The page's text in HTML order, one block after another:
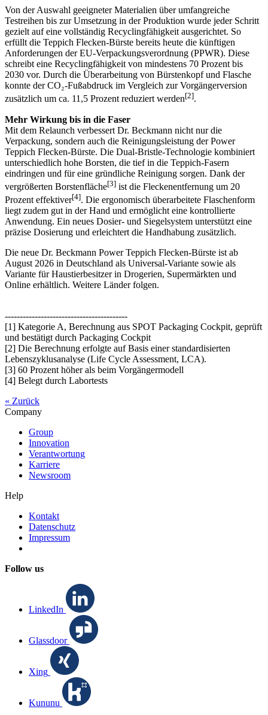
Von der Auswahl geeigneter Materialien über umfangreiche
Testreihen bis zur Umsetzung in der Produktion wurde jeder Schritt
gezielt auf eine vollständig Recyclingfähigkeit ausgerichtet. So
erfüllt die Teppich Flecken-Bürste bereits heute die künftigen
Anforderungen der EU-Verpackungsverordnung (PPWR). Diese
schreibt eine Recyclingfähigkeit von mindestens 70 Prozent bis
2030 vor. Durch die Überarbeitung von Bürstenkopf und Flasche
konnte der CO₂-Fußabdruck im Vergleich zur Vorgängerversion
zusätzlich um ca. 11,5 Prozent reduziert werden[2].
Mehr Wirkung bis in die Faser
Mit dem Relaunch verbessert Dr. Beckmann nicht nur die
Verpackung, sondern auch die Reinigungsleistung der Power
Teppich Flecken-Bürste. Die Dual-Bristle-Technologie kombiniert
unterschiedlich hohe Borsten, die tief in die Teppich-Fasern
eindringen und für eine gründliche Reinigung sorgen. Dank der
vergrößerten Borstenfläche[3] ist die Fleckenentfernung um 20
Prozent effektiver[4]. Die ergonomisch überarbeitete Flaschenform
liegt zudem gut in der Hand und ermöglicht eine kontrollierte
Anwendung. Ein neues Dosier- und Siegelsystem unterstützt eine
präzise Dosierung und erleichtert die Handhabung zusätzlich.
Die neue Dr. Beckmann Power Teppich Flecken-Bürste ist ab
August 2026 in Deutschland als Universal-Variante sowie als
Variante für Haustierbesitzer in Drogerien, Supermärkten und
Online erhältlich. Weitere Länder folgen.
-----------------------------------------
[1] Kategorie A, Berechnung aus SPOT Packaging Cockpit, geprüft
und bestätigt durch Packaging Cockpit
[2] Die Berechnung erfolgte auf Basis einer standardisierten
Lebenszyklusanalyse (Life Cycle Assessment, LCA).
[3] 60 Prozent höher als beim Vorgängermodell
[4] Belegt durch Labortests
« Zurück
Company
Group
Innovation
Verantwortung
Karriere
Newsroom
Help
Kontakt
Datenschutz
Impressum
Follow us
LinkedIn
Glassdoor
Xing
Kununu